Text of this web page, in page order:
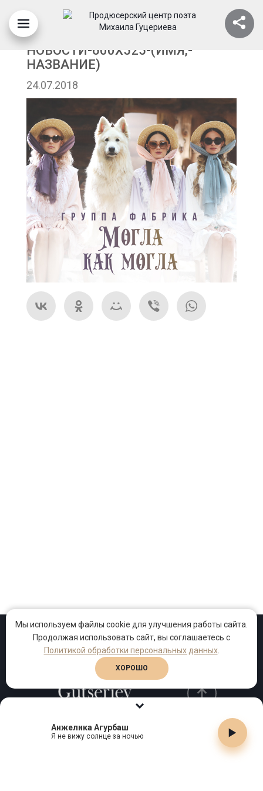
Анжелика Агурбаш
Я не вижу солнце за ночью
БАННЕР-ДЛЯ-
НОВОСТИ-600Х525-(ИМЯ,-
НАЗВАНИЕ)
24.07.2018
Проекты Песни Клипы
Телефон:+7 (495) 909-99-40
Мы используем файлы cookie для улучшения работы сайта.
Продолжая использовать сайт, вы соглашаетесь с
Политикой обработки персональных данных.
ХОРОШО